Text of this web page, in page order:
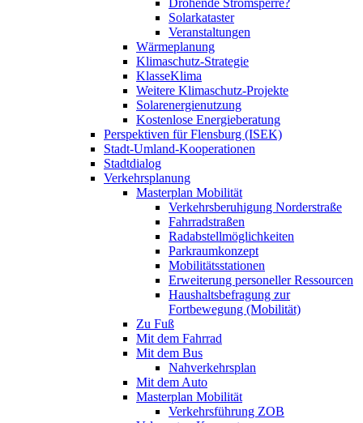
Drohende Stromsperre?
Solarkataster
Veranstaltungen
Wärmeplanung
Klimaschutz-Strategie
KlasseKlima
Weitere Klimaschutz-Projekte
Solarenergienutzung
Kostenlose Energieberatung
Perspektiven für Flensburg (ISEK)
Stadt-Umland-Kooperationen
Stadtdialog
Verkehrsplanung
Masterplan Mobilität
Verkehrsberuhigung Norderstraße
Fahrradstraßen
Radabstellmöglichkeiten
Parkraumkonzept
Mobilitätsstationen
Erweiterung personeller Ressourcen
Haushaltsbefragung zur
Fortbewegung (Mobilität)
Zu Fuß
Mit dem Fahrrad
Mit dem Bus
Nahverkehrsplan
Mit dem Auto
Masterplan Mobilität
Verkehrsführung ZOB